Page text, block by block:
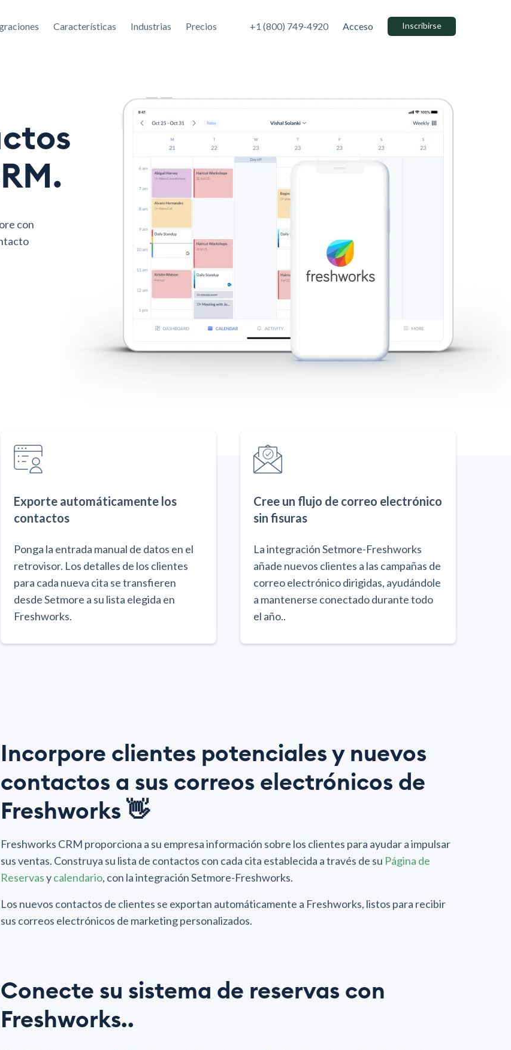
Características Industrias Precios +1 (800) 749-4920 Acceso Inscribirse
con
Exporte automáticamente los
contactos
Ponga la entrada manual de datos en el
retrovisor. Los detalles de los clientes
para cada nueva cita se transfieren
desde Setmore a su lista elegida en
Freshworks.
Cree un flujo de correo electrónico
sin fisuras
La integración Setmore-Freshworks
añade nuevos clientes a las campañas de
correo electrónico dirigidas, ayudándole
a mantenerse conectado durante todo
el año..
Incorpore clientes potenciales y nuevos
contactos a sus correos electrónicos de
Freshworks 👋
Freshworks CRM proporciona a su empresa información sobre los clientes para ayudar a impulsar
sus ventas. Construya su lista de contactos con cada cita establecida a través de su Página de
Reservasycalendario, con la integración Setmore-Freshworks.
Los nuevos contactos de clientes se exportan automáticamente a Freshworks, listos para recibir
sus correos electrónicos de marketing personalizados.
Conecte su sistema de reservas con
Freshworks..